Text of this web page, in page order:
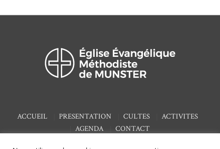
ACCUEIL PRESENTATION CULTES
ACTIVITES
AGENDA
CONTACT